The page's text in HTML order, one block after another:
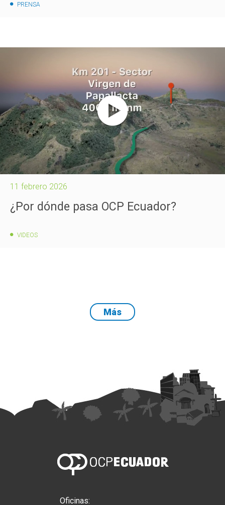
PRENSA
11 febrero 2026
¿Por dónde pasa OCP Ecuador?
VIDEOS
Más
Oficinas: